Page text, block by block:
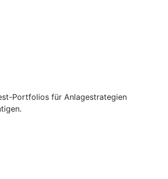
Portfolios für Anlagestrategien